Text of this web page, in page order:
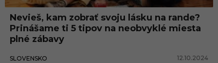
i
č
n
é
Nevieš, kam zobrať svoju lásku na rande?
Prinášame ti 5 tipov na neobvyklé miesta
plné zábavy
SLOVENSKO 12.10.2024